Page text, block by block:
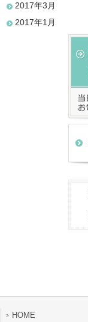
2017年3月
2017年1月
HOME